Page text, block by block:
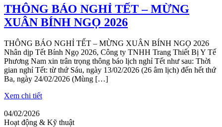
THÔNG BÁO NGHỈ TẾT – MỪNG
XUÂN BÍNH NGỌ 2026
THÔNG BÁO NGHỈ TẾT – MỪNG XUÂN BÍNH NGỌ 2026
Nhân dịp Tết Bính Ngọ 2026, Công ty TNHH Trang Thiết Bị Y Tế
Phương Nam xin trân trọng thông báo lịch nghỉ Tết như sau: Thời
gian nghỉ Tết: từ thứ Sáu, ngày 13/02/2026 (26 âm lịch) đến hết thứ
Ba, ngày 24/02/2026 (Mùng […]
Xem chi tiết
04/02/2026
Hoạt động & Kỹ thuật